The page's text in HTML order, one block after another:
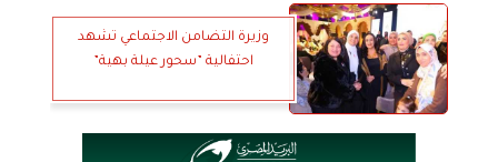
وزيرة التضامن الاجتماعي تشهد
احتفالية ”سحور عيلة بهية”